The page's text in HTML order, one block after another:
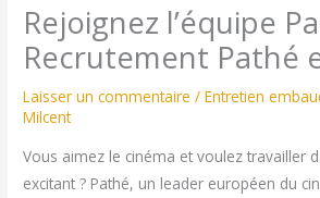
Rejoignez l’équipe
Recrutement Pathé
Laisser un commentaire /Entretien
Milcent
Vous aimez le cinéma et voulez travailler
excitant ? Pathé, un leader européen du